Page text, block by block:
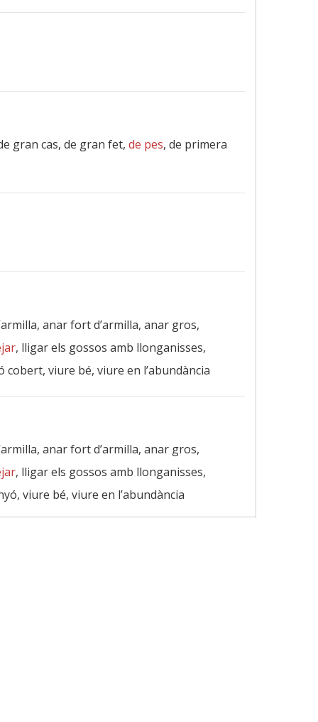
gran cas, de gran fet, de pes, de primera
anar fort d’armilla, anar gros,
, lligar els gossos amb llonganisses,
viure bé, viure en l’abundància
anar fort d’armilla, anar gros,
, lligar els gossos amb llonganisses,
viure bé, viure en l’abundància